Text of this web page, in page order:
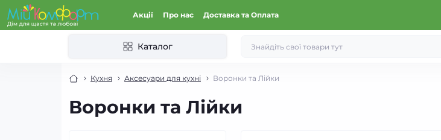
Акції Про нас Доставка та Оплата
Каталог
Кухня Аксесуари для кухні Воронки та Лійки
Воронки та Лійки